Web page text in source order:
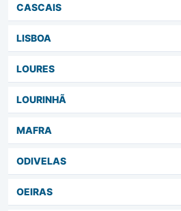
CASCAIS
LISBOA
LOURES
LOURINHÃ
MAFRA
ODIVELAS
OEIRAS